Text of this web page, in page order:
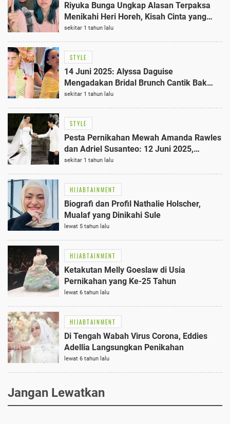
Riyuka Bunga Ungkap Alasan Terpaksa
Menikahi Heri Horeh, Kisah Cinta yang
Berakhir Tragis
sekitar 1 tahun lalu
STYLE
14 Juni 2025: Alyssa Daguise
Mengadakan Bridal Brunch Cantik Bak
Princess Belle, Lihat Potretnya!
sekitar 1 tahun lalu
STYLE
Pesta Pernikahan Mewah Amanda Rawles
dan Adriel Susanteo: 12 Juni 2025,
Konsep Modern Greeneries Terbaik di
Jakarta
sekitar 1 tahun lalu
HIJABTAINMENT
Biografi dan Profil Nathalie Holscher,
Mualaf yang Dinikahi Sule
lewat 5 tahun lalu
HIJABTAINMENT
Ketakutan Melly Goeslaw di Usia
Pernikahan yang Ke-25 Tahun
lewat 6 tahun lalu
HIJABTAINMENT
Di Tengah Wabah Virus Corona, Eddies
Adellia Langsungkan Penikahan
lewat 6 tahun lalu
Jangan Lewatkan